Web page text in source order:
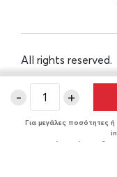
- +
Για μεγάλες ποσότητες
Δυνατότητα
All rights reserved.